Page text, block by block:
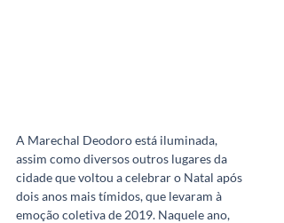
A Marechal Deodoro está iluminada,
assim como diversos outros lugares da
cidade que voltou a celebrar o Natal após
dois anos mais tímidos, que levaram à
emoção coletiva de 2019. Naquele ano,